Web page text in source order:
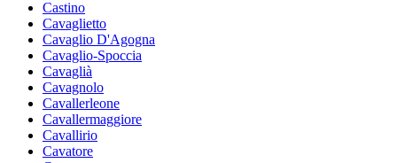
Castino
Cavaglietto
Cavaglio D'Agogna
Cavaglio-Spoccia
Cavaglià
Cavagnolo
Cavallerleone
Cavallermaggiore
Cavallirio
Cavatore